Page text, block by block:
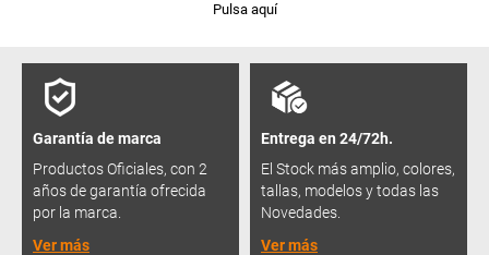
Pulsa aquí
Garantía de marca
Productos Oficiales, con 2
años de garantía ofrecida
por la marca.
Ver más
Entrega en 24/72h.
El Stock más amplio, colores,
tallas, modelos y todas las
Novedades.
Ver más